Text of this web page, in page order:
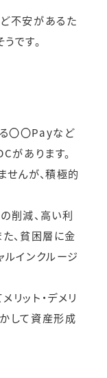
不安があるた
です。
〇〇Payなど
があります。
んが、積極的
削減、高い利
た、貧困層に金
ルインクルージ
リット・デメリ
して資産形成